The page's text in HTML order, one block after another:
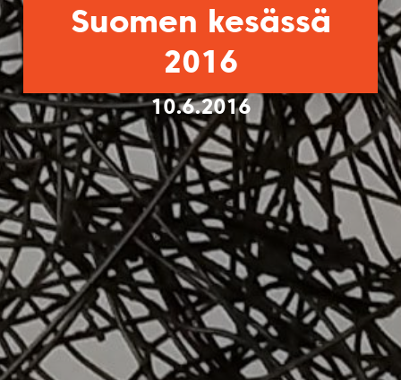
Suomen kesässä
2016
10.6.2016